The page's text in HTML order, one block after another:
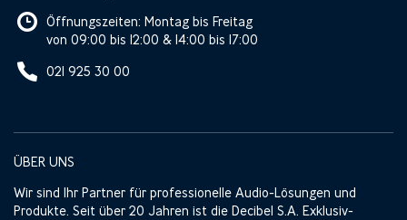
Öffnungszeiten: Montag bis Freitag
von 09:00 bis 12:00 & 14:00 bis 17:00
021 925 30 00
ÜBER UNS
Wir sind Ihr Partner für professionelle Audio-Lösungen und
Produkte. Seit über 20 Jahren ist die Decibel S.A. Exklusiv-